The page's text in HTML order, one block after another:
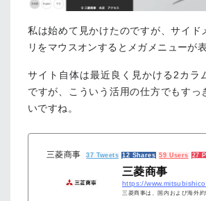
私は始めて見かけたのですが、サイド
リをマウスオンするとメガメニューが
サイト自体は最近良く見かける2カラ
ですが、こういう活用の仕方でもすっ
いですね。
三菱商事 37 Tweets 12 Shares 59 Users 27
三菱商事
https://
三菱商事は、国内および海外